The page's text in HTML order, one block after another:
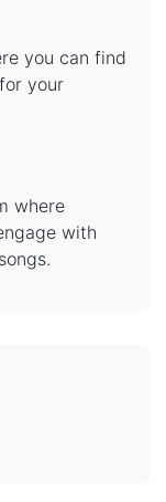
you can find
your
where
with